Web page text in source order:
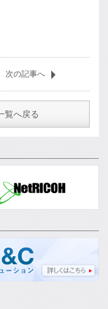
次の記事へ
覧へ戻る